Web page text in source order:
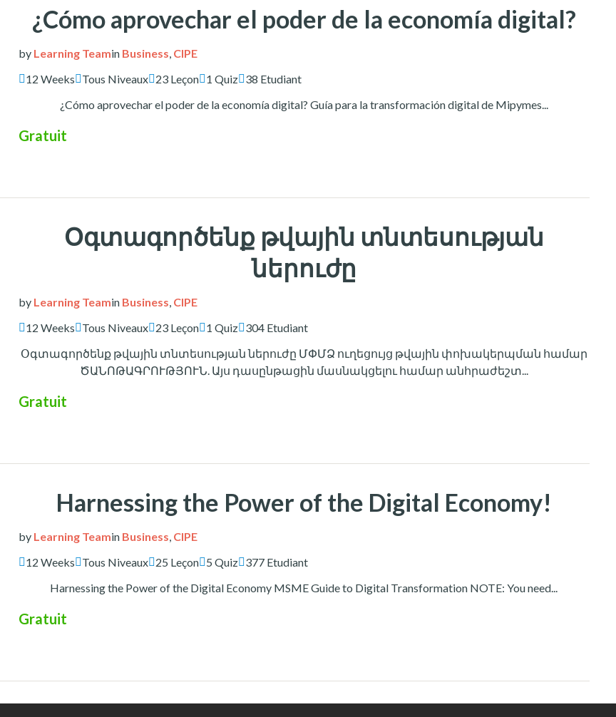
¿Cómo aprovechar el poder de la economía digital?
by Learning Teamin Business, CIPE
12 Weeks
Tous Niveaux 23 Leçon 1 Quiz
38 Etudiant
¿Cómo aprovechar el poder de la economía digital? Guía para la transformación digital de Mipymes...
Gratuit
Օգտագործենք թվային տնտեսության
ներուժը
by Learning Teamin Business, CIPE
12 Weeks
Tous Niveaux 23 Leçon 1 Quiz
304 Etudiant
Օգտագործենք թվային տնտեսության ներուժը ՄՓՄՁ ուղեցույց թվային փոխակերպման համար
ԾԱՆՈԹԱԳՐՈՒԹՅՈՒՆ. Այս դասընթացին մասնակցելու համար անհրաժեշտ...
Gratuit
Harnessing the Power of the Digital Economy!
by Learning Teamin Business, CIPE
12 Weeks
Tous Niveaux 25 Leçon 5 Quiz
377 Etudiant
Harnessing the Power of the Digital Economy MSME Guide to Digital Transformation NOTE: You need...
Gratuit